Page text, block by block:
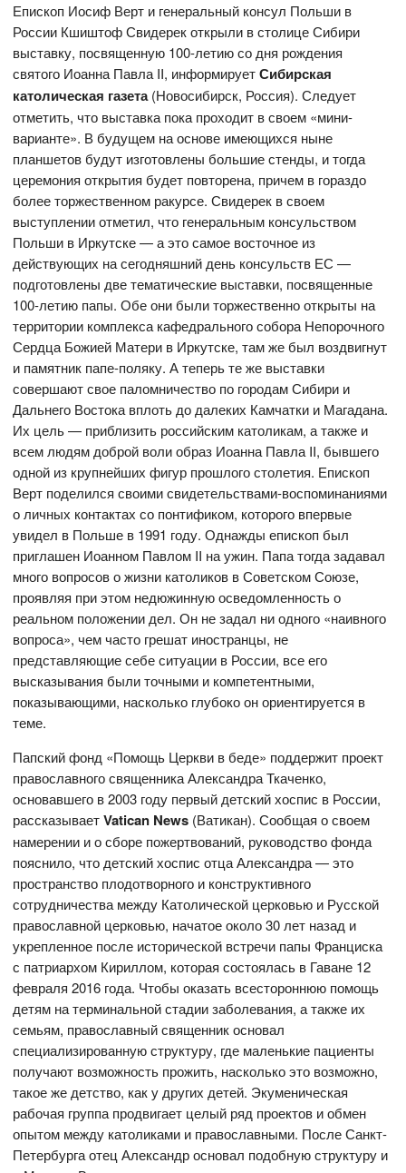
Епископ Иосиф Верт и генеральный консул Польши в
России Кшиштоф Свидерек открыли в столице Сибири
выставку, посвященную 100-летию со дня рождения
святого Иоанна Павла II, информируетСибирская
католическая газета(Новосибирск, Россия). Следует
отметить, что выставка пока проходит в своем «мини-
варианте». В будущем на основе имеющихся ныне
планшетов будут изготовлены большие стенды, и тогда
церемония открытия будет повторена, причем в гораздо
более торжественном ракурсе. Свидерек в своем
выступлении отметил, что генеральным консульством
Польши в Иркутске — а это самое восточное из
действующих на сегодняшний день консульств ЕС —
подготовлены две тематические выставки, посвященные
100-летию папы. Обе они были торжественно открыты на
территории комплекса кафедрального собора Непорочного
Сердца Божией Матери в Иркутске, там же был воздвигнут
и памятник папе-поляку. А теперь те же выставки
совершают свое паломничество по городам Сибири и
Дальнего Востока вплоть до далеких Камчатки и Магадана.
Их цель — приблизить российским католикам, а также и
всем людям доброй воли образ Иоанна Павла II, бывшего
одной из крупнейших фигур прошлого столетия. Епископ
Верт поделился своими свидетельствами-воспоминаниями
о личных контактах со понтификом, которого впервые
увидел в Польше в 1991 году. Однажды епископ был
приглашен Иоанном Павлом II на ужин. Папа тогда задавал
много вопросов о жизни католиков в Советском Союзе,
проявляя при этом недюжинную осведомленность о
реальном положении дел. Он не задал ни одного «наивного
вопроса», чем часто грешат иностранцы, не
представляющие себе ситуации в России, все его
высказывания были точными и компетентными,
показывающими, насколько глубоко он ориентируется в
теме.
Папский фонд «Помощь Церкви в беде» поддержит проект
православного священника Александра Ткаченко,
основавшего в 2003 году первый детский хоспис в России,
рассказываетVatican News (Ватикан). Сообщая о своем
намерении и о сборе пожертвований, руководство фонда
пояснило, что детский хоспис отца Александра — это
пространство плодотворного и конструктивного
сотрудничества между Католической церковью и Русской
православной церковью, начатое около 30 лет назад и
укрепленное после исторической встречи папы Франциска
с патриархом Кириллом, которая состоялась в Гаване 12
февраля 2016 года. Чтобы оказать всестороннюю помощь
детям на терминальной стадии заболевания, а также их
семьям, православный священник основал
специализированную структуру, где маленькие пациенты
получают возможность прожить, насколько это возможно,
такое же детство, как у других детей. Экуменическая
рабочая группа продвигает целый ряд проектов и обмен
опытом между католиками и православными. После Санкт-
Петербурга отец Александр основал подобную структуру и